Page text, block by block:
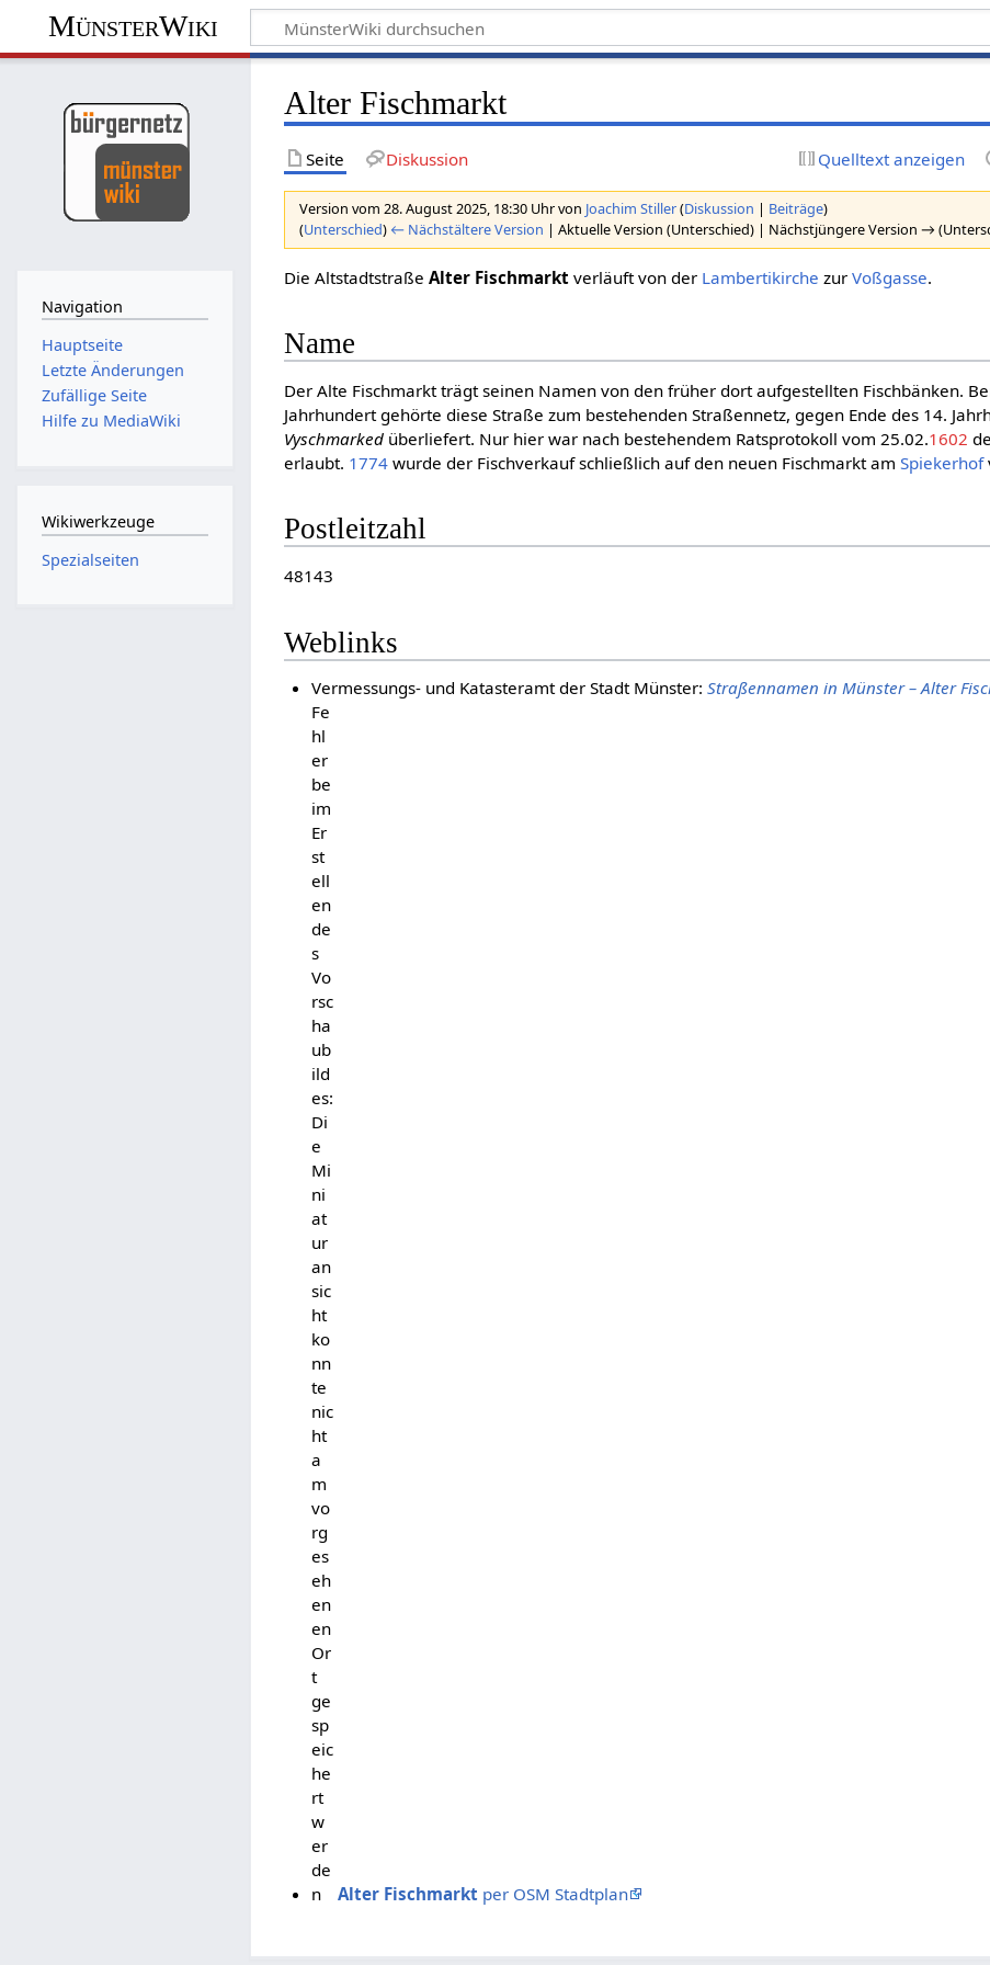
MünsterWiki
Alter Fischmarkt
Seite Diskussion Quelltext anzeigen
Version vom 28. August 2025, 18:30 Uhr von Joachim Stiller(Diskussion | Beiträge)
(Unterschied) ← Nächstältere Version | Aktuelle Version (Unterschied) | Nächstjüngere Version →
Die AltstadtstraßeAlter Fischmarkt verläuft von der Lambertikirche zurVoßgasse.
Name
Der Alte Fischmarkt trägt seinen Namen von den früher dort aufgestellten Fischbänken.
Jahrhundert gehörte diese Straße zum bestehenden Straßennetz, gegen Ende des 14.
Vyschmarked überliefert. Nur hier war nach bestehendem Ratsprotokoll vom 25.02.1602
erlaubt. 1774 wurde der Fischverkauf schließlich auf den neuen Fischmarkt amSpiekerhof
Postleitzahl
48143
Weblinks
Vermessungs- und Katasteramt der Stadt Münster: Straßennamen in Münster – Alter
Fe
hl
er
be
im
Er
st
ell
en
de
s
Vo
rsc
ha
ub
ild
es:
Di
e
Mi
ni
at
ur
an
sic
ht
ko
nn
te
nic
ht
a
m
vo
rg
es
eh
en
en
Or
t
ge
sp
eic
he
rt
w
er
de
n
Alter Fischmarkt per OSM Stadtplan
Navigation
Hauptseite
Letzte Änderungen
Zufällige Seite
Hilfe zu MediaWiki
Wikiwerkzeuge
Spezialseiten